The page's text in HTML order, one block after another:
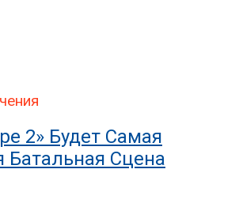
2» Будет Самая
Батальная Сцена